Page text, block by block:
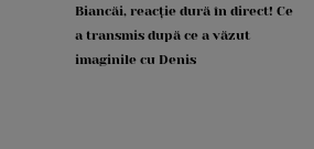
Biancăi, reacție dură în direct! Ce
a transmis după ce a văzut
imaginile cu Denis